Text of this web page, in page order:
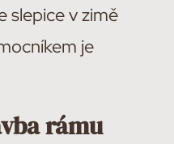
slepice v zimě
je
rámu